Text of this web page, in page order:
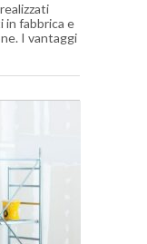
in fabbrica e
I vantaggi